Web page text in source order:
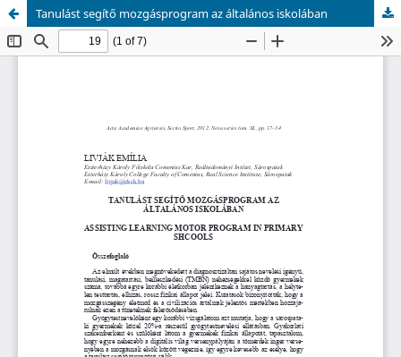
Tanulást segítő mozgásprogram az általános iskolában